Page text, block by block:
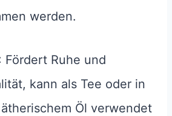
werden.
Fördert Ruhe und
kann als Tee oder in
Öl verwendet